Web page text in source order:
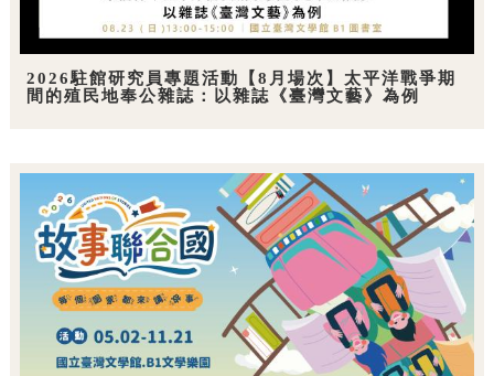
2026駐館研究員專題活動【8月場次】太平洋戰爭期
間的殖民地奉公雜誌：以雜誌《臺灣文藝》為例